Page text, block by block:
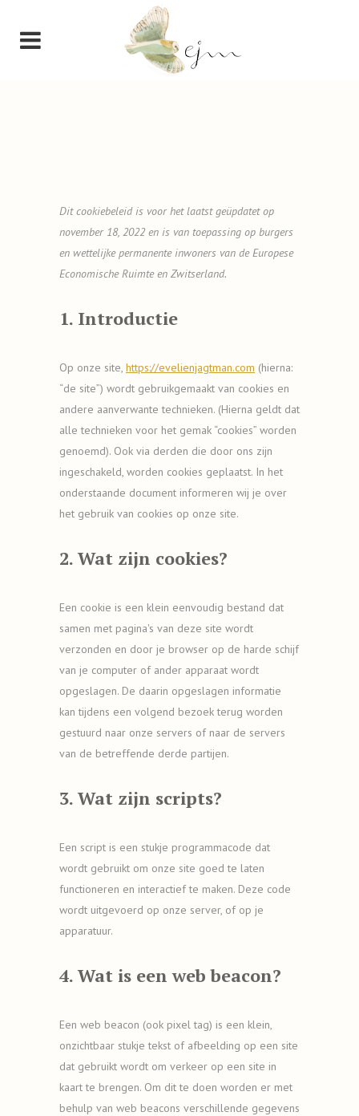
Dit cookiebeleid is voor het laatst geüpdatet op
november 18, 2022 en is van toepassing op burgers
en wettelijke permanente inwoners van de Europese
Economische Ruimte en Zwitserland.
1. Introductie
Op onze site, https://evelienjagtman.com (hierna:
“de site”) wordt gebruikgemaakt van cookies en
andere aanverwante technieken. (Hierna geldt dat
alle technieken voor het gemak “cookies” worden
genoemd). Ook via derden die door ons zijn
ingeschakeld, worden cookies geplaatst. In het
onderstaande document informeren wij je over
het gebruik van cookies op onze site.
2. Wat zijn cookies?
Een cookie is een klein eenvoudig bestand dat
samen met pagina's van deze site wordt
verzonden en door je browser op de harde schijf
van je computer of ander apparaat wordt
opgeslagen. De daarin opgeslagen informatie
kan tijdens een volgend bezoek terug worden
gestuurd naar onze servers of naar de servers
van de betreffende derde partijen.
3. Wat zijn scripts?
Een script is een stukje programmacode dat
wordt gebruikt om onze site goed te laten
functioneren en interactief te maken. Deze code
wordt uitgevoerd op onze server, of op je
apparatuur.
4. Wat is een web beacon?
Een web beacon (ook pixel tag) is een klein,
onzichtbaar stukje tekst of afbeelding op een site
dat gebruikt wordt om verkeer op een site in
kaart te brengen. Om dit te doen worden er met
behulp van web beacons verschillende gegevens